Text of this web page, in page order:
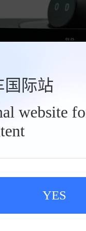
国际站
website
YES